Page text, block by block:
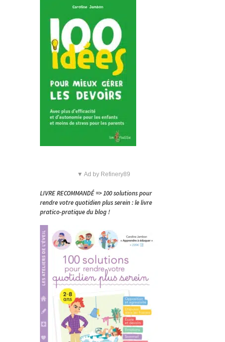
▼ Ad by Refinery89
LIVRE RECOMMANDÉ => 100 solutions pour
rendre votre quotidien plus serein : le livre
pratico-pratique du blog !